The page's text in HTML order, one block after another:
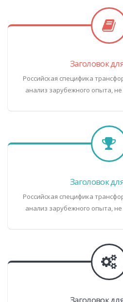
Заголовок
Российская специфика
анализ зарубежного опыта,
Заголовок
Российская специфика
анализ зарубежного опыта,